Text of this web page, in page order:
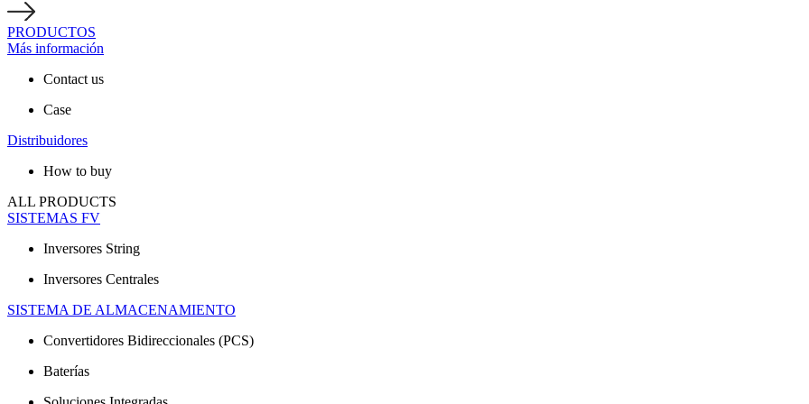
PRODUCTOS
Más información
Contact us
Case
Distribuidores
How to buy
ALL PRODUCTS
SISTEMAS FV
Inversores String
Inversores Centrales
SISTEMA DE ALMACENAMIENTO
Convertidores Bidireccionales (PCS)
Baterías